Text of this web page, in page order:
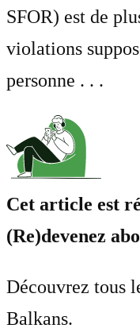
SFOR) est de
violations
personne . . .
Cet article est
(Re)devenez
Découvrez tous
Balkans.